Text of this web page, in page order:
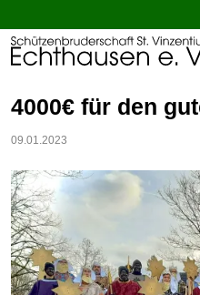
Aktuelles
SchützenNEWS
Termine
Verein
4000€ für den
09.01.2023